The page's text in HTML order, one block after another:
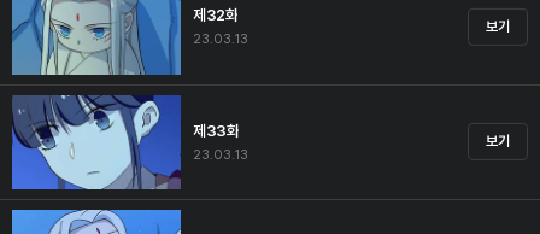
제32화
23.03.13
보기
제33화
23.03.13
보기